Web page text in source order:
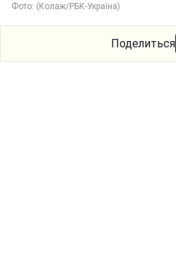
Фото: (Колаж/РБК-Україна)
Поделиться